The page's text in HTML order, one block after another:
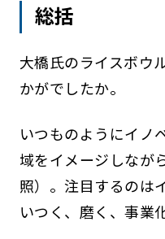
総括
大橋氏のライスボウ
かがでしたか。
いつものようにイノ
域をイメージしなが
照）。注目するのは
いつく、磨く、事業